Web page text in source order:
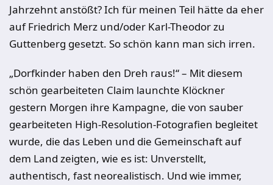
Jahrzehnt anstößt? Ich für meinen Teil hätte da eher
auf Friedrich Merz und/oder Karl-Theodor zu
Guttenberg gesetzt. So schön kann man sich irren.
„Dorfkinder haben den Dreh raus!“ – Mit diesem
schön gearbeiteten Claim launchte Klöckner
gestern Morgen ihre Kampagne, die von sauber
gearbeiteten High-Resolution-Fotografien begleitet
wurde, die das Leben und die Gemeinschaft auf
dem Land zeigten, wie es ist: Unverstellt,
authentisch, fast neorealistisch. Und wie immer,